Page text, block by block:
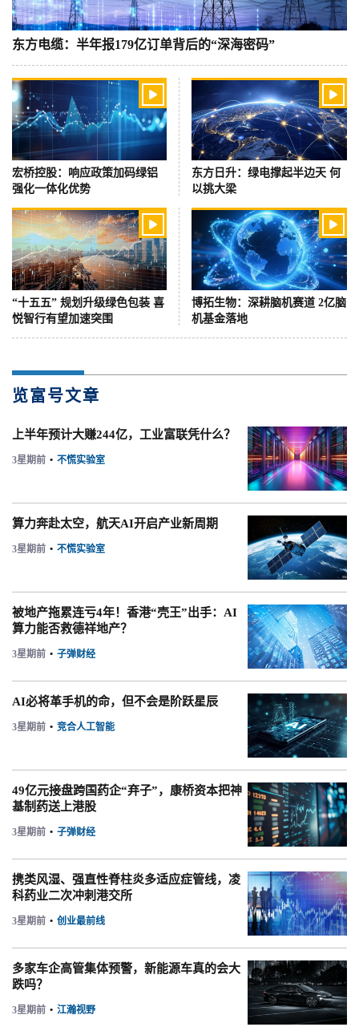
东方电缆：半年报179亿订单背后的“深海密码”

宏桥控股：响应政策加码绿铝
强化一体化优势

东方日升：绿电撑起半边天 何
以挑大梁

“十五五” 规划升级绿色包装 喜
悦智行有望加速突围

博拓生物：深耕脑机赛道 2亿脑
机基金落地
览富号文章
上半年预计大赚244亿，工业富联凭什么？
3星期前 • 不慌实验室
算力奔赴太空，航天AI开启产业新周期
3星期前 • 不慌实验室
被地产拖累连亏4年！香港“壳王”出手：AI
算力能否救德祥地产？
3星期前 • 子弹财经
AI必将革手机的命，但不会是阶跃星辰
3星期前 • 竞合人工智能
49亿元接盘跨国药企“弃子”，康桥资本把神
基制药送上港股
3星期前 • 子弹财经
携类风湿、强直性脊柱炎多适应症管线，凌
科药业二次冲刺港交所
3星期前 • 创业最前线
多家车企高管集体预警，新能源车真的会大
跌吗？
3星期前 • 江瀚视野